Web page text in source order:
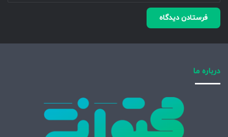
درباره ما